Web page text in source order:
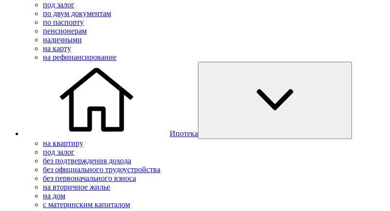
под залог
по двум документам
по паспорту
пенсионерам
наличными
на карту
на рефинансирование
Ипотека
на квартиру
под залог
без подтверждения дохода
без официального трудоустройства
без первоначального взноса
на вторичное жилье
на дом
с материнским капиталом